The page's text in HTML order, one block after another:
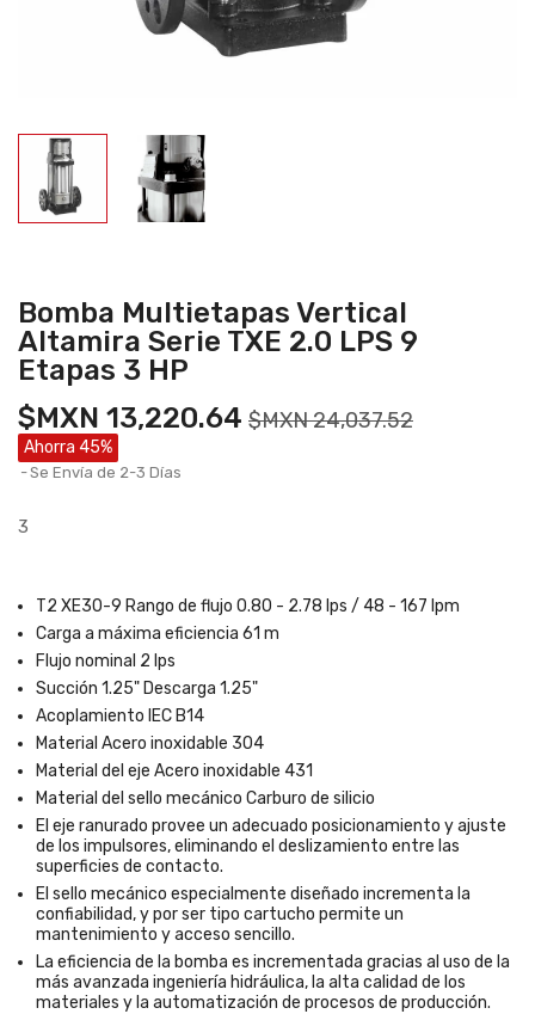
Bomba Multietapas Vertical
Altamira Serie TXE 2.0 LPS 9
Etapas 3 HP
$MXN 13,220.64 $MXN 24,037.52
Ahorra 45%
Se Envía de 2-3 Días
3
T2 XE30-9 Rango de flujo 0.80 - 2.78 lps / 48 - 167 lpm
Carga a máxima eficiencia 61 m
Flujo nominal 2 lps
Succión 1.25" Descarga 1.25"
Acoplamiento IEC B14
Material Acero inoxidable 304
Material del eje Acero inoxidable 431
Material del sello mecánico Carburo de silicio
El eje ranurado provee un adecuado posicionamiento y ajuste
de los impulsores, eliminando el deslizamiento entre las
superficies de contacto.
El sello mecánico especialmente diseñado incrementa la
confiabilidad, y por ser tipo cartucho permite un
mantenimiento y acceso sencillo.
La eficiencia de la bomba es incrementada gracias al uso de la
más avanzada ingeniería hidráulica, la alta calidad de los
materiales y la automatización de procesos de producción.